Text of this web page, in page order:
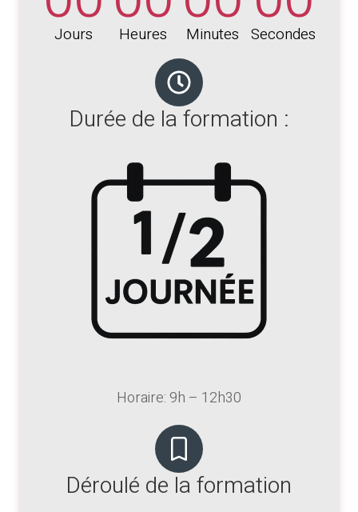
Jours Heures Minutes Secondes
Durée de la formation :
Horaire: 9h – 12h30
Déroulé de la formation